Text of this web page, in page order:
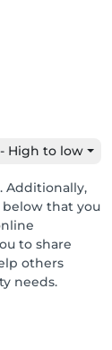
High to low
Additionally,
below that you
to share
others
needs.